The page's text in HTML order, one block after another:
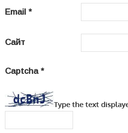
Email *
Сайт
Captcha *
Type the text